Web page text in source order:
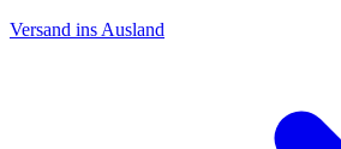
Versand ins Ausland